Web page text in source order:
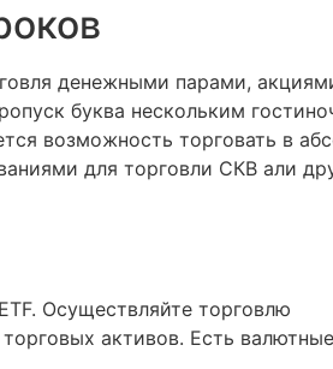
денежными парами,
буква нескольким
возможность торговать в
для торговли СКВ али
Осуществляйте торговлю
активов. Есть